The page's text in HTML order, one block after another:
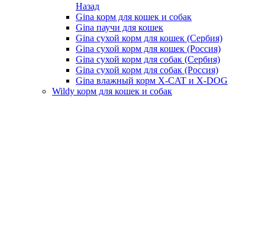
Назад
Gina корм для кошек и собак
Gina паучи для кошек
Gina сухой корм для кошек (Сербия)
Gina сухой корм для кошек (Россия)
Gina сухой корм для собак (Сербия)
Gina сухой корм для собак (Россия)
Gina влажный корм X-CAT и X-DOG
Wildy корм для кошек и собак